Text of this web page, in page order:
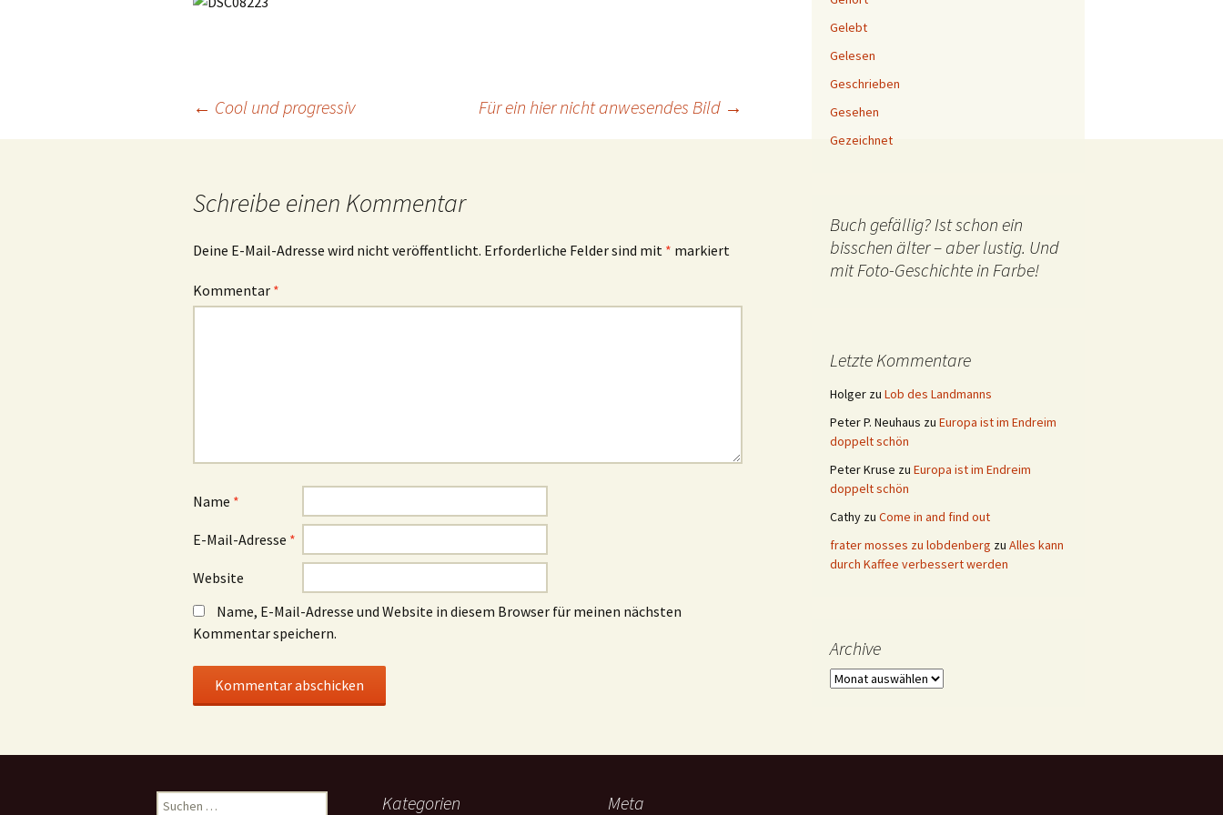
← Cool und progressiv Für ein hier nicht anwesendes Bild →
Schreibe einen Kommentar
Deine E-Mail-Adresse wird nicht veröffentlicht. Erforderliche Felder sind mit * markiert
Kommentar *
Name *
E-Mail-Adresse *
Website
Name, E-Mail-Adresse und Website in diesem Browser für meinen nächsten
Kommentar speichern.
Gelebt
Gelesen
Geschrieben
Gesehen
Gezeichnet
Buch gefällig? Ist schon ein
bisschen älter – aber lustig. Und
mit Foto-Geschichte in Farbe!
Letzte Kommentare
Holger zu Lob des Landmanns
Peter P. Neuhaus zu Europa ist im Endreim
doppelt schön
Peter Kruse zu Europa ist im Endreim
doppelt schön
Cathy zu Come in and find out
frater mosses zu lobdenberg zu Alles kann
durch Kaffee verbessert werden
Archive
Archive
Suchen
Kategorien Meta